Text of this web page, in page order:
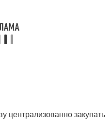
централизованно закупать